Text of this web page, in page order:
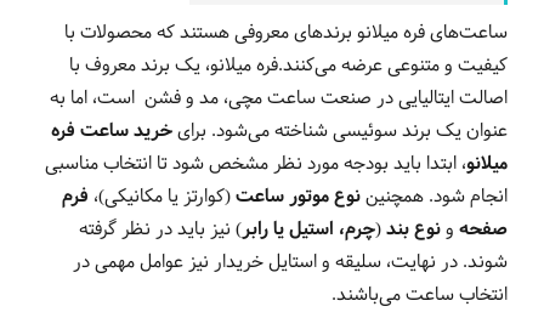
ساعت‌های فره میلانو برندهای معروفی هستند که محصولات با
کیفیت و متنوعی عرضه می‌کنند.فره میلانو، یک برند معروف با
اصالت ایتالیایی در صنعت ساعت‌ مچی، مد و فشن است، اما به
عنوان یک برند سوئیسی شناخته می‌شود. برایخرید ساعت فره
میلانو، ابتدا باید بودجه مورد نظر مشخص شود تا انتخاب مناسبی
انجام شود. همچنیننوع موتور ساعت(کوارتز یا مکانیکی)، فرم
صفحه ونوع بند (چرم، استیل یا رابر) نیز باید در نظر گرفته
شوند. در نهایت، سلیقه و استایل خریدار نیز عوامل مهمی در
انتخاب ساعت می‌باشند.